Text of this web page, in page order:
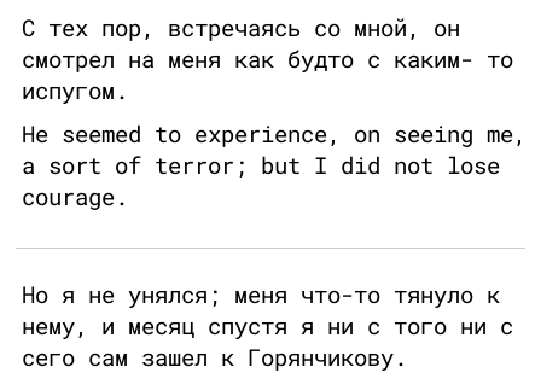
С тех пор, встречаясь со мной, он
смотрел на меня как будто с каким- то
испугом.
He seemed to experience, on seeing me,
a sort of terror; but I did not lose
courage.
Но я не унялся; меня что-то тянуло к
нему, и месяц спустя я ни с того ни с
сего сам зашел к Горянчикову.